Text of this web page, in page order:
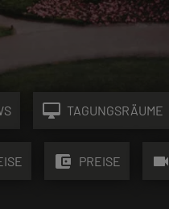
desktop_mac TAGUNGSRÄUME
account_balance_wallet PREISE videocam